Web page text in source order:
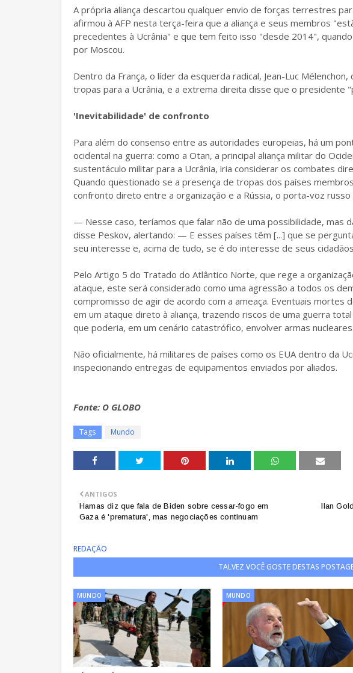
A própria aliança descartou qualquer envio de forças terrestres
afirmou à AFP nesta terça-feira que a aliança e seus membros
precedentes à Ucrânia" e que tem feito isso "desde 2014", quando
por Moscou.
Dentro da França, o líder da esquerda radical, Jean-Luc
tropas para a Ucrânia, e a extrema direita disse que o presidente
'Inevitabilidade' de confronto
Para além do consenso entre as autoridades europeias, há um
ocidental na guerra: como a Otan, a principal aliança militar do
sustentáculo militar para a Ucrânia, iria considerar os combates
Quando questionado se a presença de tropas dos países
confronto direto entre a organização e a Rússia, o porta-voz russo
— Nesse caso, teríamos que falar não de uma possibilidade, mas
disse Peskov, alertando: — E esses países têm [...] que se
seu interesse e, acima de tudo, se é do interesse de seus
Pelo Artigo 5 do Tratado do Atlântico Norte, que rege a
ataque, este será considerado como uma agressão a todos os
compromisso de agir de acordo com a ameaça. Eventuais mortes
em um ataque direto à aliança, trazendo riscos de uma guerra
que poderia, em um cenário catastrófico, envolver armas nucleares.
Não oficialmente, há militares de países como os EUA dentro da
inspecionando entregas de equipamentos enviados por aliados.
Fonte: O GLOBO
Tags Mundo
Ilan
ANTIGOS
Hamas diz que fala de Biden sobre cessar-fogo em
Gaza é 'prematura', mas negociações continuam
REDAÇÃO
TALVEZ VOCÊ GOSTE DESTAS
MUNDO MUNDO